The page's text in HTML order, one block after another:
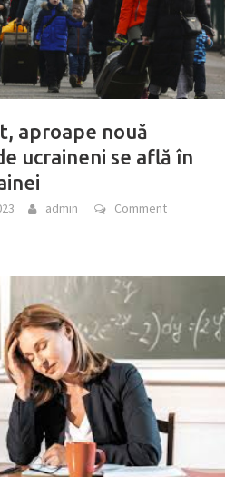
aproape nouă
ucraineni se află în
admin Comment